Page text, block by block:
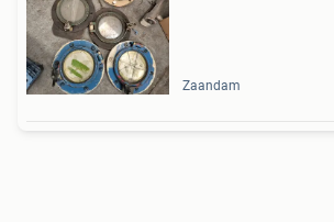
Zaandam